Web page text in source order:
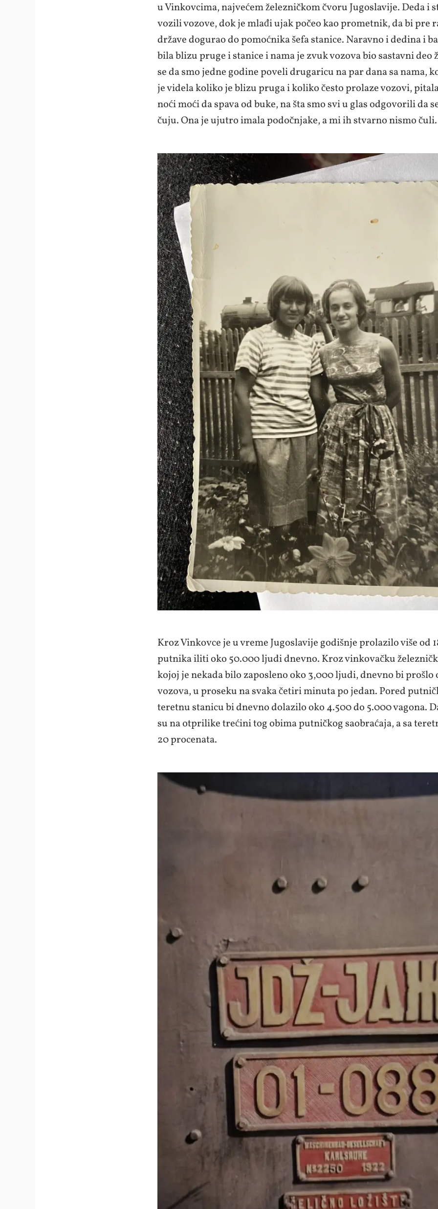
u Vinkovcima, najvećem železničkom čvoru Jugoslavije. Deda i
vozili vozove, dok je mlađi ujak počeo kao prometnik, da bi pre
države dogurao do pomoćnika šefa stanice. Naravno i dedina i
bila blizu pruge i stanice i nama je zvuk vozova bio sastavni deo
se da smo jedne godine poveli drugaricu na par dana sa nama,
je videla koliko je blizu pruga i koliko često prolaze vozovi,
noći moći da spava od buke, na šta smo svi u glas odgovorili da
čuju. Ona je ujutro imala podočnjake, a mi ih stvarno nismo
Kroz Vinkovce je u vreme Jugoslavije godišnje prolazilo više od
putnika iliti oko 50.000 ljudi dnevno. Kroz vinkovačku
kojoj je nekada bilo zaposleno oko 3,000 ljudi, dnevno bi prošlo
vozova, u proseku na svaka četiri minuta po jedan. Pored
teretnu stanicu bi dnevno dolazilo oko 4.500 do 5.000 vagona.
su na otprilike trećini tog obima putničkog saobraćaja, a sa
20 procenata.